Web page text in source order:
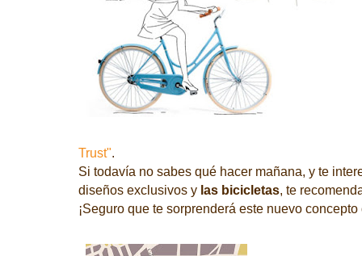
Trust".
Si todavía no sabes qué hacer mañana, y te
diseños exclusivos y las bicicletas, te
¡Seguro que te sorprenderá este nuevo